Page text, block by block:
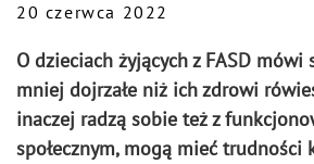
20 czerwca 2022
O dzieciach żyjących z FASD mówi
mniej dojrzałe niż ich zdrowi
inaczej radzą sobie też z
społecznym, mogą mieć trudności